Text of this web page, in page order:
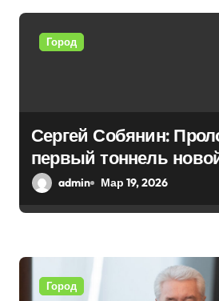
п
п
и
с
я
Город
Сергей Собянин:
первый тоннель
admin Мар 19, 2026
Город